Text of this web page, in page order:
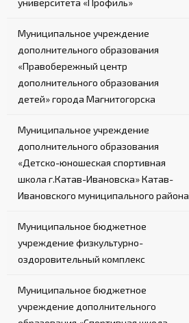
университета «Профиль»
Муниципальное учреждение
дополнительного образования
«Правобережный центр
дополнительного образования
детей» города Магнитогорска
Муниципальное учреждение
дополнительного образования
«Детско-юношеская спортивная
школа г.Катав-Ивановска» Катав-
Ивановского муниципального района
Муниципальное бюджетное
учреждение физкультурно-
оздоровительный комплекс
Муниципальное бюджетное
учреждение дополнительного